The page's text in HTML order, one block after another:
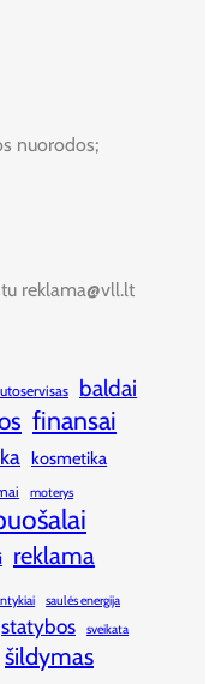
nuorodos;
reklama@vll.lt
baldai
finansai
kosmetika
moterys
reklama
saulės energija
statybos sveikata
šildymas